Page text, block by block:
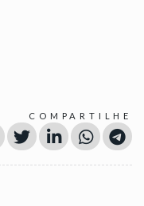
COMPARTILHE